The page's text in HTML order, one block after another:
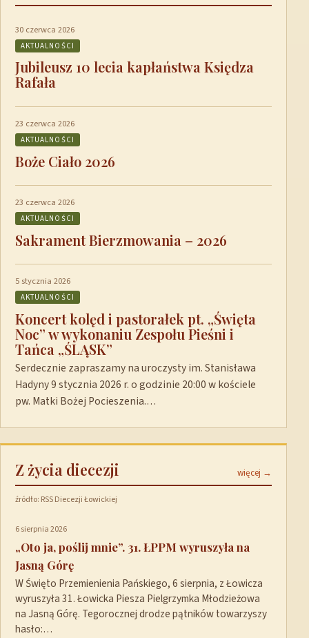
30 czerwca 2026
AKTUALNOŚCI
Jubileusz 10 lecia kapłaństwa Księdza
Rafała
23 czerwca 2026
AKTUALNOŚCI
Boże Ciało 2026
23 czerwca 2026
AKTUALNOŚCI
Sakrament Bierzmowania – 2026
5 stycznia 2026
AKTUALNOŚCI
Koncert kolęd i pastorałek pt. „Święta
Noc” w wykonaniu Zespołu Pieśni i
Tańca „ŚLĄSK”
Serdecznie zapraszamy na uroczysty im. Stanisława
Hadyny 9 stycznia 2026 r. o godzinie 20:00 w kościele
pw. Matki Bożej Pocieszenia.…
Z życia diecezji więcej →
źródło: RSS Diecezji Łowickiej
6 sierpnia 2026
„Oto ja, poślij mnie”. 31. ŁPPM wyruszyła na
Jasną Górę
W Święto Przemienienia Pańskiego, 6 sierpnia, z Łowicza
wyruszyła 31. Łowicka Piesza Pielgrzymka Młodzieżowa
na Jasną Górę. Tegorocznej drodze pątników towarzyszy
hasło:…